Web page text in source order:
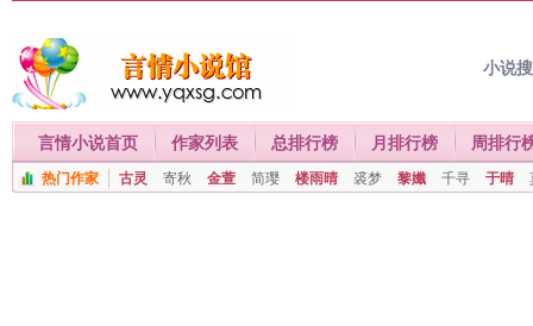
小说
言情小说首页 作家列表 总排行榜 月排行榜 周排行
热门作家 古灵 寄秋 金萱 简璎 楼雨晴 裘梦 黎孅 千寻 于晴